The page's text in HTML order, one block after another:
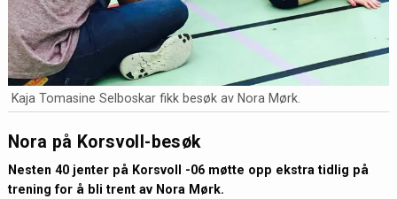
Kaja Tomasine Selboskar fikk besøk av Nora Mørk.
Nora på Korsvoll-besøk
Nesten 40 jenter på Korsvoll -06 møtte opp ekstra tidlig på
trening for å bli trent av Nora Mørk.